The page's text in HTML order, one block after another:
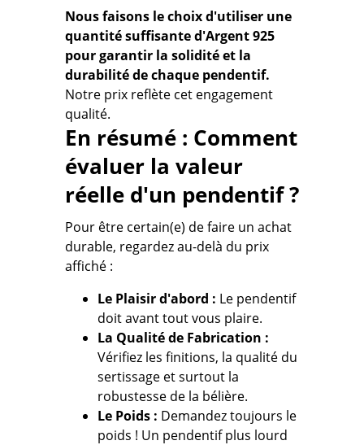
Nous faisons le choix d'utiliser une
quantité suffisante d'Argent 925
pour garantir la solidité et la
durabilité de chaque pendentif.
Notre prix reflète cet engagement
qualité.
En résumé : Comment
évaluer la valeur
réelle d'un pendentif ?
Pour être certain(e) de faire un achat
durable, regardez au-delà du prix
affiché :
Le Plaisir d'abord : Le pendentif
doit avant tout vous plaire.
La Qualité de Fabrication :
Vérifiez les finitions, la qualité du
sertissage et surtout la
robustesse de la bélière.
Le Poids : Demandez toujours le
poids ! Un pendentif plus lourd